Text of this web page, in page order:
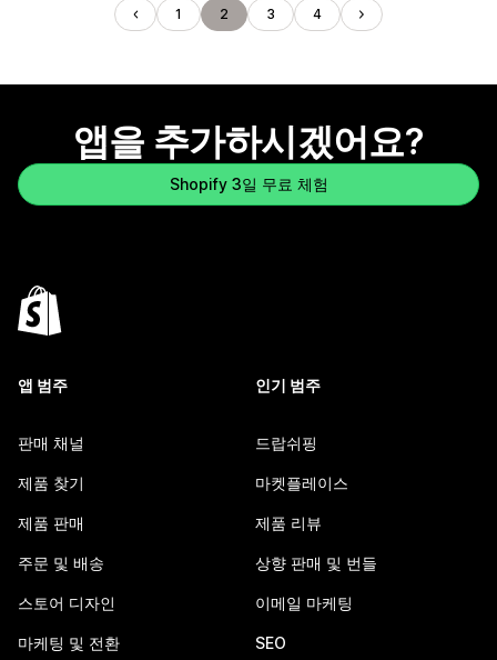
1 2 3 4
앱을 추가하시겠어요?
Shopify 3일 무료 체험
앱 범주
판매 채널
제품 찾기
제품 판매
주문 및 배송
스토어 디자인
마케팅 및 전환
인기 범주
드랍쉬핑
마켓플레이스
제품 리뷰
상향 판매 및 번들
이메일 마케팅
SEO